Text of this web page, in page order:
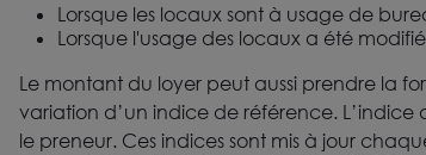
Lorsque les locaux sont à usage de
Lorsque l'usage des locaux a été
Le montant du loyer peut aussi prendre la
variation d’un indice de référence. L’indice
le preneur. Ces indices sont mis à jour